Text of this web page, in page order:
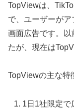
TopViewは、
で、ユーザーが
画面広告です。以
たが、現在は
TopViewの主な特
1日1社限定で